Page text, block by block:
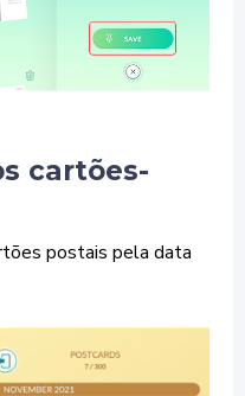
cartões-
postais pela data